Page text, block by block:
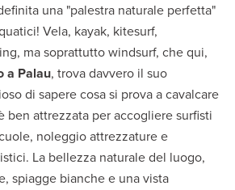
una "palestra naturale perfetta"
Vela, kayak, kitesurf,
ma soprattutto windsurf, che qui,
a Palau, trova davvero il suo
di sapere cosa si prova a cavalcare
ben attrezzata per accogliere surfisti
noleggio attrezzature e
La bellezza naturale del luogo,
spiagge bianche e una vista